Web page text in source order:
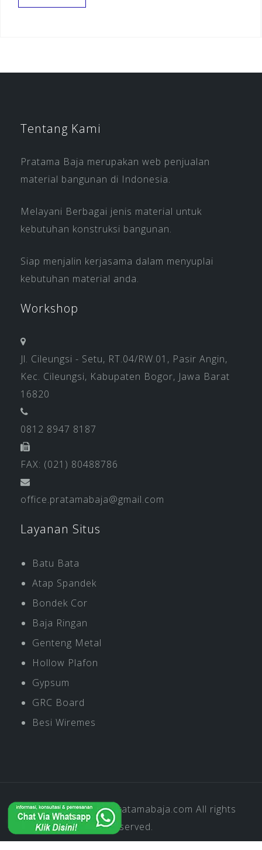
Tentang Kami
Pratama Baja merupakan web penjualan
material bangunan di Indonesia.
Melayani Berbagai jenis material untuk
kebutuhan konstruksi bangunan.
Siap menjalin kerjasama dalam menyuplai
kebutuhan material anda.
Workshop
Jl. Cileungsi - Setu, RT.04/RW.01, Pasir Angin,
Kec. Cileungsi, Kabupaten Bogor, Jawa Barat
16820
0812 8947 8187
FAX: (021) 80488786
office.pratamabaja@gmail.com
Layanan Situs
Batu Bata
Atap Spandek
Bondek Cor
Baja Ringan
Genteng Metal
Hollow Plafon
Gypsum
GRC Board
Besi Wiremes
Copyright © 2019Pratamabaja.com All rights
reserved.